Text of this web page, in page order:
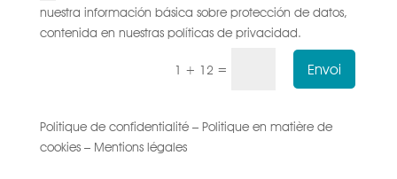
nuestra información básica sobre protección de datos,
contenida en nuestras políticas de privacidad.
1 + 12 = Envoi
Politique de confidentialité – Politique en matière de
cookies – Mentions légales